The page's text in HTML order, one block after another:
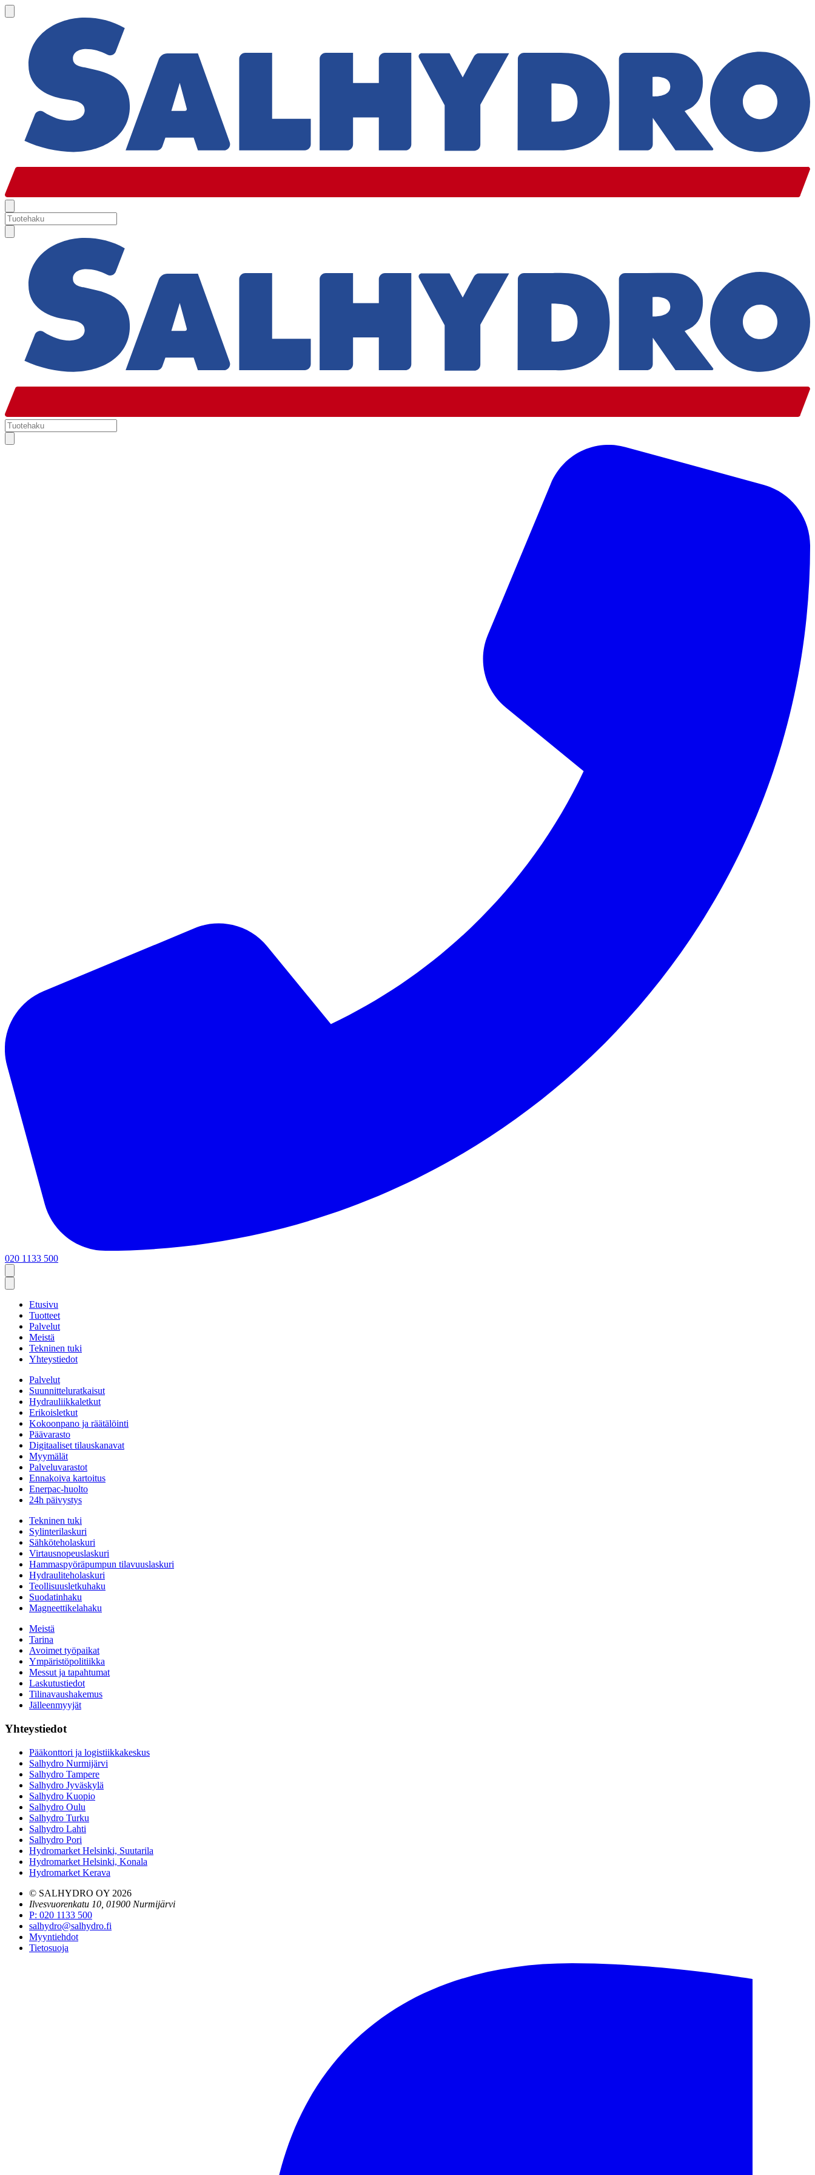
020 1133 500
Etusivu
Tuotteet
Palvelut
Meistä
Tekninen tuki
Yhteystiedot
Palvelut
Suunnitteluratkaisut
Hydrauliikkaletkut
Erikoisletkut
Kokoonpano ja räätälöinti
Päävarasto
Digitaaliset tilauskanavat
Myymälät
Palveluvarastot
Ennakoiva kartoitus
Enerpac-huolto
24h päivystys
Tekninen tuki
Sylinterilaskuri
Sähköteholaskuri
Virtausnopeuslaskuri
Hammaspyöräpumpun tilavuuslaskuri
Hydrauliteholaskuri
Teollisuusletkuhaku
Suodatinhaku
Magneettikelahaku
Meistä
Tarina
Avoimet työpaikat
Ympäristöpolitiikka
Messut ja tapahtumat
Laskutustiedot
Tilinavaushakemus
Jälleenmyyjät
Yhteystiedot
Pääkonttori ja logistiikkakeskus
Salhydro Nurmijärvi
Salhydro Tampere
Salhydro Jyväskylä
Salhydro Kuopio
Salhydro Oulu
Salhydro Turku
Salhydro Lahti
Salhydro Pori
Hydromarket Helsinki, Suutarila
Hydromarket Helsinki, Konala
Hydromarket Kerava
© SALHYDRO OY 2026
Ilvesvuorenkatu 10, 01900 Nurmijärvi
P: 020 1133 500
salhydro@salhydro.fi
Myyntiehdot
Tietosuoja